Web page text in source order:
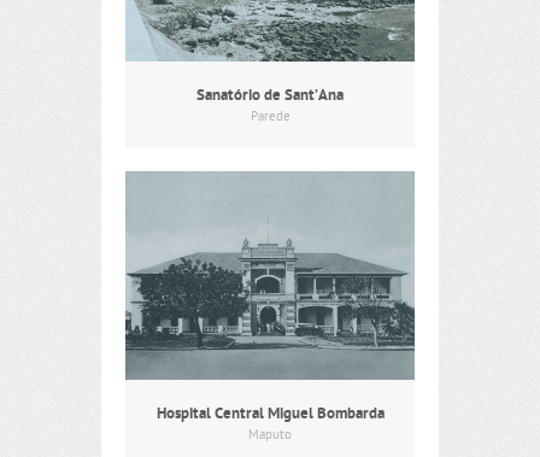
Sanatório de Sant’Ana
Parede
Hospital Central Miguel Bombarda
Maputo